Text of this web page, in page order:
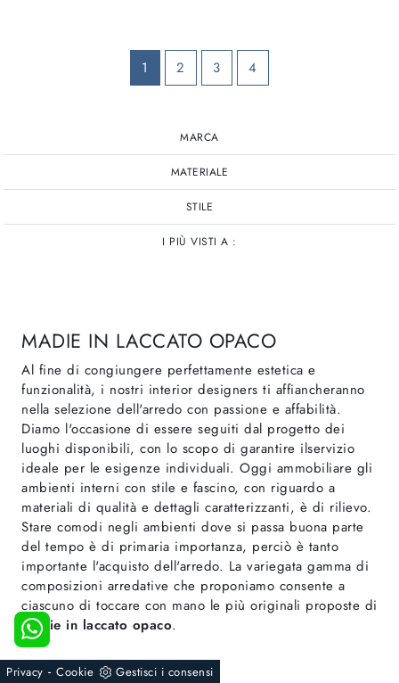
MARCA
MATERIALE
STILE
I PIÙ VISTI A :
1 2 3 4
MADIE IN LACCATO OPACO
Al fine di congiungere perfettamente estetica e
funzionalità, i nostri interior designers ti affiancheranno
nella selezione dell'arredo con passione e affabilità.
Diamo l'occasione di essere seguiti dal progetto dei
luoghi disponibili, con lo scopo di garantire ilservizio
ideale per le esigenze individuali. Oggi ammobiliare gli
ambienti interni con stile e fascino, con riguardo a
materiali di qualità e dettagli caratterizzanti, è di rilievo.
Stare comodi negli ambienti dove si passa buona parte
del tempo è di primaria importanza, perciò è tanto
importante l'acquisto dell'arredo. La variegata gamma di
composizioni arredative che proponiamo consente a
ciascuno di toccare con mano le più originali proposte di
Madie in laccato opaco.
Privacy - Cookie Gestisci i consensi